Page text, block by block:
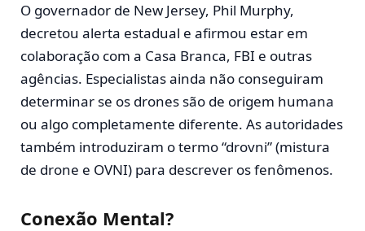
O governador de New Jersey, Phil Murphy,
decretou alerta estadual e afirmou estar em
colaboração com a Casa Branca, FBI e outras
agências. Especialistas ainda não conseguiram
determinar se os drones são de origem humana
ou algo completamente diferente. As autoridades
também introduziram o termo “drovni” (mistura
de drone e OVNI) para descrever os fenômenos.
Conexão Mental?